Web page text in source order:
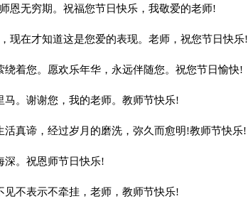
恩无穷期。祝福您节日快乐，我敬爱的老师!
现在才知道这是您爱的表现。老师，祝您节日快乐!
绕着您。愿欢乐年华，永远伴随您。祝您节日愉快!
马。谢谢您，我的老师。教师节快乐!
活真谛，经过岁月的磨洗，弥久而愈明!教师节快乐!
深。祝恩师节日快乐!
见不表示不牵挂，老师，教师节快乐!